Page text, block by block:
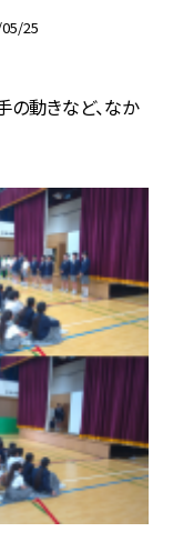
25
の動きなど、なか